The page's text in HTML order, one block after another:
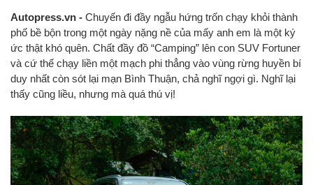
Autopress.vn - Chuyến đi đầy ngẫu hứng trốn chạy khỏi thành
phố bề bộn trong một ngày nặng nề của mấy anh em là một ký
ức thật khó quên. Chất đầy đồ “Camping” lên con SUV Fortuner
và cứ thế chạy liền một mạch phi thẳng vào vùng rừng huyền bí
duy nhất còn sót lại mạn Bình Thuận, chả nghĩ ngợi gì. Nghĩ lại
thấy cũng liều, nhưng mà quá thú vị!